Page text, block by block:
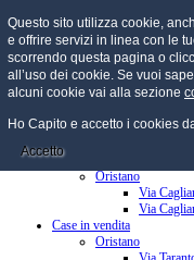
menu
Chi Siamo
Case in affitto
Oristano
Via
Via
Case in vendita
Oristano
Questo sito utilizza cookie,
e offrire servizi in linea con le
scorrendo questa pagina o
all’uso dei cookie. Se vuoi
alcuni cookie vai alla sezione
Ho Capito e accetto i cookies
Accetto